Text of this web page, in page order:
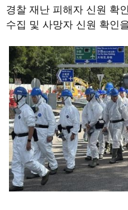
경찰 재난 피해자 신원 확
수집 및 사망자 신원 확인